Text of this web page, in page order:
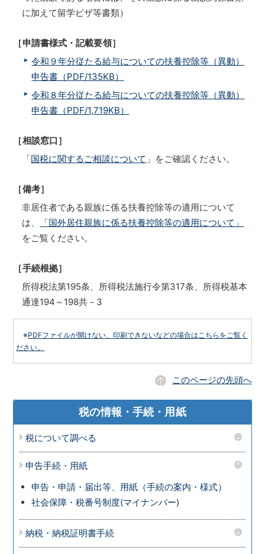
に加えて留学ビザ等書類）
［申請書様式・記載要領］
令和９年分従たる給与についての扶養控除等（異動）
申告書（PDF/135KB）
令和８年分従たる給与についての扶養控除等（異動）
申告書（PDF/1,719KB）
［相談窓口］
「国税に関するご相談について 」をご確認ください。
［備考］
非居住者である親族に係る扶養控除等の適用について
は、
「国外居住親族に係る扶養控除等の適用について」
をご覧ください。
［手続根拠］
所得税法第195条、所得税法施行令第317条、所得税基本
通達194～198共－3
※PDFファイルが開けない、印刷できないなどの場合はこちらをご覧く
ださい。
このページの先頭へ
税の情報・手続・用紙
税について調べる
申告手続・用紙
申告・申請・届出等、用紙（手続の案内・様式）
社会保障・税番号制度(マイナンバー)
納税・納税証明書手続